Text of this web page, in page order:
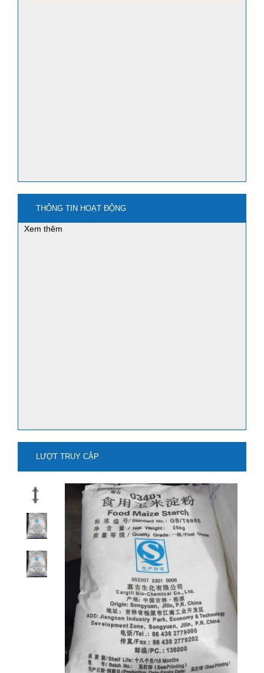
mua nano3 ở đâu?
mua natri stanat-na2sno3 ở đâu?
THÔNG TIN HOẠT ĐỘNG
Xem thêm
LƯỢT TRUY CẬP